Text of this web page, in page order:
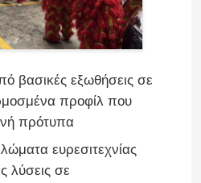
βασικές εξωθήσεις σε
προφίλ που
πρότυπα
ευρεσιτεχνίας
λύσεις σε